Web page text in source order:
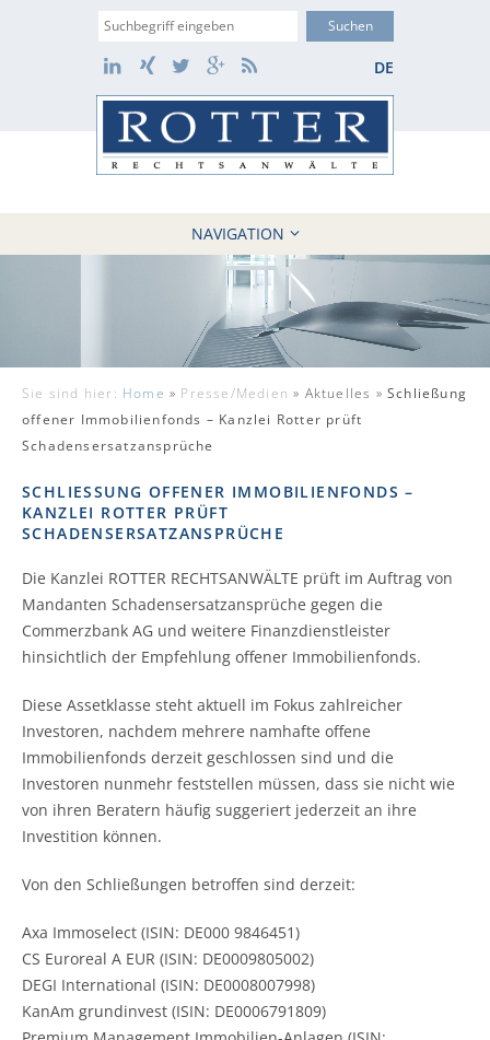
Suche
DE
LinkedIn
Xing TwitterGoogle+
RSS
NAVIGATION
HOME
KANZLEI
10 GRÜNDE
FÄLLE
REFERENZEN
Sie sind hier: Home » Presse/Medien » Aktuelles »Schließung
offener Immobilienfonds – Kanzlei Rotter prüft
Schadensersatzansprüche
SCHLIESSUNG OFFENER IMMOBILIENFONDS – K
ANZLEI ROTTER PRÜFT S
CHADENSERSATZANSPRÜCHE
Die Kanzlei ROTTER RECHTSANWÄLTE prüft im Auftrag von
Mandanten Schadensersatzansprüche gegen die
Commerzbank AG und weitere Finanzdienstleister
hinsichtlich der Empfehlung offener Immobilienfonds.
Diese Assetklasse steht aktuell im Fokus zahlreicher
Investoren, nachdem mehrere namhafte offene
Immobilienfonds derzeit geschlossen sind und die
Investoren nunmehr feststellen müssen, dass sie nicht wie
von ihren Beratern häufig suggeriert jederzeit an ihre
Investition können.
Von den Schließungen betroffen sind derzeit:
Axa Immoselect (ISIN: DE000 9846451)
CS Euroreal A EUR (ISIN: DE0009805002)
DEGI International (ISIN: DE0008007998)
KanAm grundinvest (ISIN: DE0006791809)